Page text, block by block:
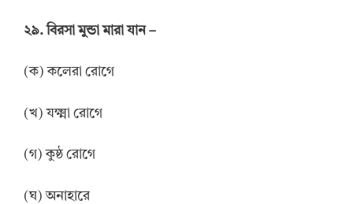
২৯. বিরসা মুন্ডা মারা যান –
(ক) কলেরা রোগে
(খ) যক্ষ্মা রোগে
(গ) কুষ্ঠ রোগে
(ঘ) অনাহারে